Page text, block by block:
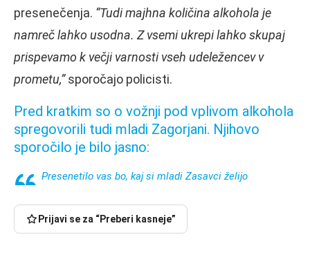
presenečenja. “Tudi majhna količina alkohola je
namreč lahko usodna. Z vsemi ukrepi lahko skupaj
prispevamo k večji varnosti vseh udeležencev v
prometu,”sporočajo policisti.
Pred kratkim so o vožnji pod vplivom alkohola
spregovorili tudi mladi Zagorjani. Njihovo
sporočilo je bilo jasno:
Presenetilo vas bo, kaj si mladi Zasavci želijo
Prijavi se za “Preberi kasneje”